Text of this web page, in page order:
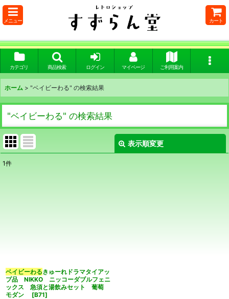
メニュー カート
カテゴリ 商品検索 ログイン マイページ ご利用案内
ホーム > "ベイビーわる" の検索結果
"ベイビーわる" の検索結果
表示順変更
カテゴリ:
1件
ベイビーわる きゅーれドラマタイアッ
プ品 NIKKO ニッコーダブルフェニ
ックス 急須と湯飲みセット 葡萄
モダン
[B71]